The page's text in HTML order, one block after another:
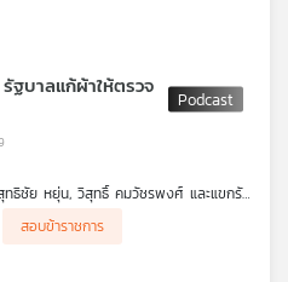
รัฐบาลแก้ผ้าให้ตรวจ
ธิชัย หยุ่น, วิสุทธิ์ คมวัชรพงศ์ และแขกรับ
จน์" คุยเรื่องสมมุติว่า จากประเด็นการโกง
งรวมถึงแวดวงการเมืองอย่างรัฐบาล ที่มี
สอบข้าราชการ